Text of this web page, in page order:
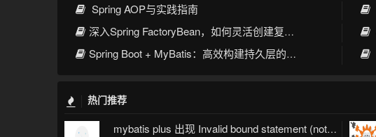
Spring AOP与实践指南
深入Spring FactoryBean，如何灵活创建复杂对象
Spring Boot + MyBatis：高效构建持久层的最佳实践
热门推荐
mybatis plus 出现 Invalid bound statement (not found)